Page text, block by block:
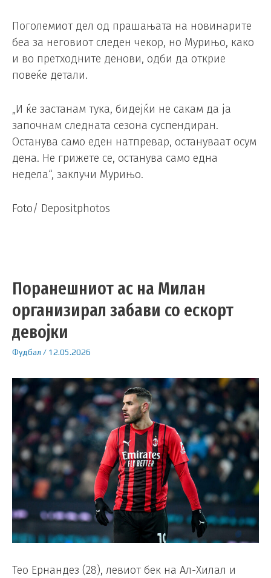
Поголемиот дел од прашањата на новинарите
беа за неговиот следен чекор, но Мурињо, како
и во претходните денови, одби да открие
повеќе детали.
„И ќе застанам тука, бидејќи не сакам да ја
започнам следната сезона суспендиран.
Останува само еден натпревар, остануваат осум
дена. Не грижете се, останува само една
недела“, заклучи Мурињо.
Foto/ Depositphotos
Поранешниот ас на Милан
организирал забави со ескорт
девојки
Фудбал / 12.05.2026
Тео Ернандез (28), левиот бек на Ал-Хилал и